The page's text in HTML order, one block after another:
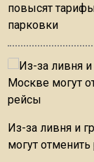
повысят
парковки
Из-за ливня и
могут